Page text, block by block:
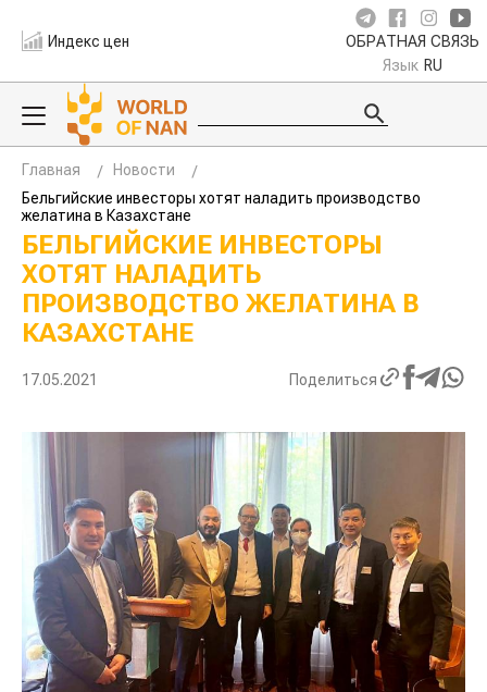
Индекс цен ОБРАТНАЯ СВЯЗЬ
Язык RU
Главная
Новости
Бельгийские инвесторы хотят наладить производство
желатина в Казахстане
БЕЛЬГИЙСКИЕ ИНВЕСТОРЫ
ХОТЯТ НАЛАДИТЬ
ПРОИЗВОДСТВО ЖЕЛАТИНА В
КАЗАХСТАНЕ
17.05.2021 Поделиться